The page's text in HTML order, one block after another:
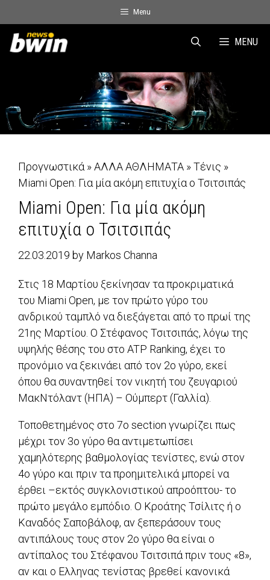
to
content
Menu
MENU
Προγνωστικά »ΑΛΛΑ ΑΘΛΗΜΑΤΑ »Τένις »
Miami Open: Για μία ακόμη επιτυχία o Τσιτσιπάς
Miami Open: Για μία ακόμη
επιτυχία o Τσιτσιπάς
22.03.2019 by Markos Channa
Στις 18 Μαρτίου ξεκίνησαν τα προκριματικά
του Miami Open, με τον πρώτο γύρο του
ανδρικού ταμπλό να διεξάγεται από το πρωί της
21ης Μαρτίου. Ο Στέφανος Τσιτσιπάς, λόγω της
υψηλής θέσης του στο ATP Ranking, έχει το
προνόμιο να ξεκινάει από τον 2ο γύρο, εκεί
όπου θα συναντηθεί τον νικητή του ζευγαριού
ΜακΝτόλαντ (ΗΠΑ) – Ούμπερτ (Γαλλία).
Τοποθετημένος στο 7ο section γνωρίζει πως
μέχρι τον 3ο γύρο θα αντιμετωπίσει
χαμηλότερης βαθμολογίας τενίστες, ενώ στον
4ο γύρο και πριν τα προημιτελικά μπορεί να
έρθει –εκτός συγκλονιστικού απροόπτου- το
πρώτο μεγάλο εμπόδιο. Ο Κροάτης Τσίλιτς ή ο
Καναδός Σαποβάλοφ, αν ξεπεράσουν τους
αντιπάλους τους στον 2ο γύρο θα είναι ο
αντίπαλος του Στέφανου Τσιτσιπά πριν τους «8»,
αν και ο Ελληνας τενίστας βρεθεί κανονικά